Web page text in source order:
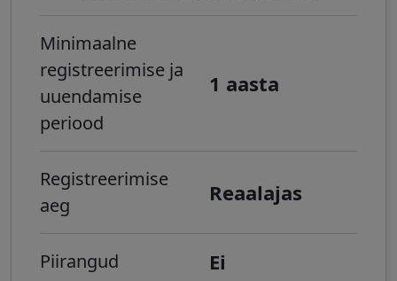
Minimaalne
registreerimise ja
uuendamise
periood
1 aasta
Registreerimise
aeg
Reaalajas
Piirangud Ei